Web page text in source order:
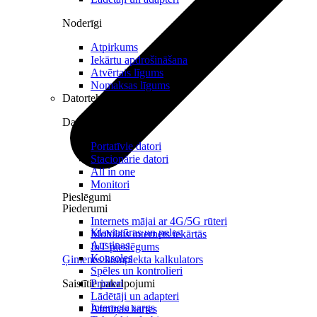
Pieslēgumi
Internets mājai ar 4G/5G rūteri
Mobilais internets iekārtās
IoT pieslēgums
Ģimenes komplekta kalkulators
Saistītie pakalpojumi
Interneta sargs
Noderīgi
Atpirkums
Iekārtu apdrošināšana
Atvērtais līgums
Nomaksas līgums
Datortehnika
Datori un Monitori
Portatīvie datori
Stacionārie datori
All in one
Monitori
Piederumi
Klaviatūras un peles
Austiņas
Konsoles
Spēles un kontrolieri
Printeri
Lādētāji un adapteri
Atmiņas kartes